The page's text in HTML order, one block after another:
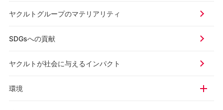
ヤクルトグループのマテリアリティ
SDGsへの貢献
ヤクルトが社会に与えるインパクト
環境